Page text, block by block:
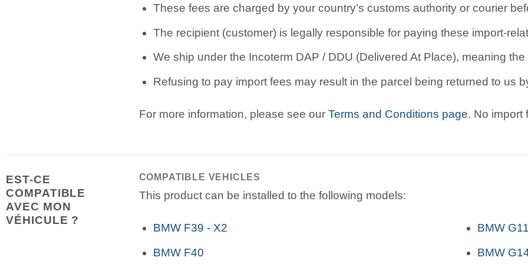
These fees are charged by your country’s customs authority or courier
The recipient (customer) is legally responsible for paying these import-
We ship under the Incoterm DAP / DDU (Delivered At Place), meaning
Refusing to pay import fees may result in the parcel being returned to us
For more information, please see our Terms and Conditions page. No import
EST-CE
COMPATIBLE
AVEC MON
VÉHICULE ?
COMPATIBLE VEHICLES
This product can be installed to the following models:
BMW F39 - X2
BMW F40
BMW
BMW